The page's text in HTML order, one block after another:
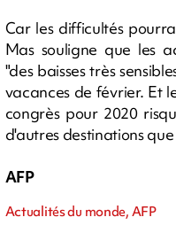
Car les difficultés
Mas souligne que les
"des baisses très
vacances de février. Et
congrès pour 2020
d'autres destinations
AFP
Actualités du monde, AFP